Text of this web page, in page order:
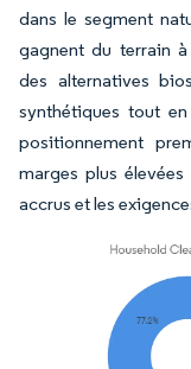
dans le segment
gagnent du terrain
des alternatives
synthétiques tout
positionnement
marges plus
accrus et les